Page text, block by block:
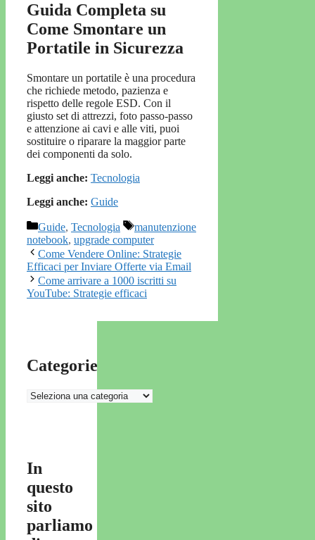
Guida Completa su
Come Smontare un
Portatile in Sicurezza
Smontare un portatile è una procedura
che richiede metodo, pazienza e
rispetto delle regole ESD. Con il
giusto set di attrezzi, foto passo-passo
e attenzione ai cavi e alle viti, puoi
sostituire o riparare la maggior parte
dei componenti da solo.
Leggi anche: Tecnologia
Leggi anche: Guide
Categorie
Guide, Tecnologia Tag
manutenzione
notebook, upgrade computer
Come Vendere Online: Strategie
Efficaci per Inviare Offerte via Email
Come arrivare a 1000 iscritti su
YouTube: Strategie efficaci
Categorie
Categorie
In
questo
sito
parliamo